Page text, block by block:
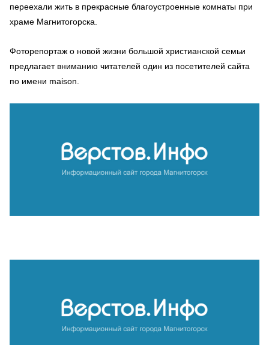
переехали жить в прекрасные благоустроенные комнаты при
храме Магнитогорска.
Фоторепортаж о новой жизни большой христианской семьи
предлагает вниманию читателей один из посетителей сайта
по имени maison.